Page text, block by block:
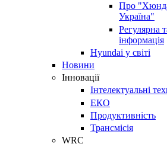
Про
Україна"
Регулярна
інформація
Hyundai у світі
Новини
Інновації
Інтелектуальні
ЕКО
Продуктивність
Трансмісія
WRC